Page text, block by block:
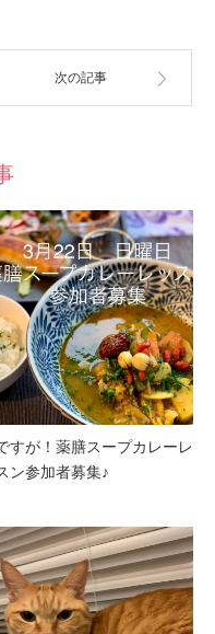
次の記事
すが！薬膳スープカレーレ
ン参加者募集♪